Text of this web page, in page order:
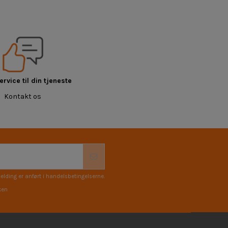
til din tjeneste
Kontakt os
er anført i handelsbetingelserne.